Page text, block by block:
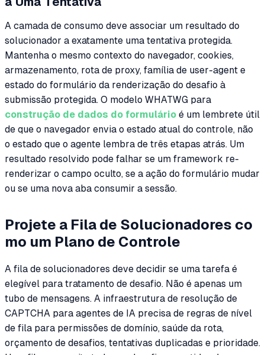
A camada de consumo deve associar um resultado do
solucionador a exatamente uma tentativa protegida.
Mantenha o mesmo contexto do navegador, cookies,
armazenamento, rota de proxy, família de user-agent e
estado do formulário da renderização do desafio à
submissão protegida. O modelo WHATWG para
construção de dados do formulário é um lembrete útil
de que o navegador envia o estado atual do controle, não
o estado que o agente lembra de três etapas atrás. Um
resultado resolvido pode falhar se um framework re-
renderizar o campo oculto, se a ação do formulário mudar
ou se uma nova aba consumir a sessão.
Projete a Fila de Solucionadores co
mo um Plano de Controle
A fila de solucionadores deve decidir se uma tarefa é
elegível para tratamento de desafio. Não é apenas um
tubo de mensagens. A infraestrutura de resolução de
CAPTCHA para agentes de IA precisa de regras de nível
de fila para permissões de domínio, saúde da rota,
orçamento de desafios, tentativas duplicadas e prioridade.